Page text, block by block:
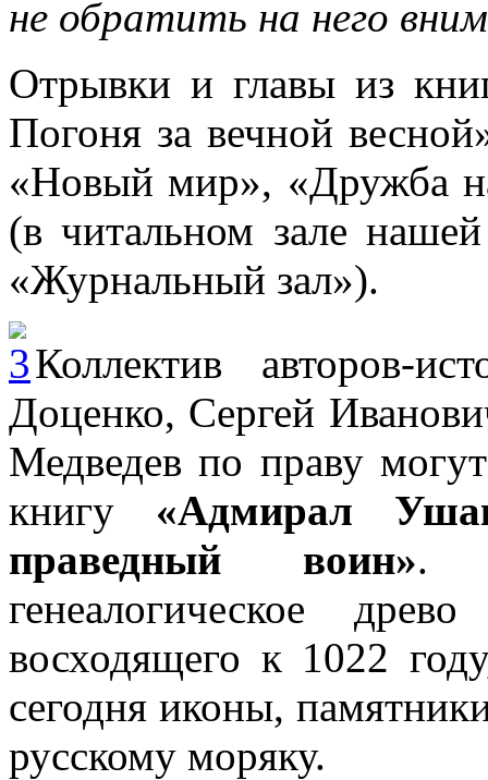
не обратить на него
Отрывки и главы из
Погоня за вечной
«Новый мир», «Дружба
(в читальном зале
«Журнальный зал»).
Коллектив авторов-
Доценко, Сергей
Медведев по праву
книгу «Адмирал
праведный воин».
генеалогическое
восходящего к 1022
сегодня иконы,
русскому моряку.